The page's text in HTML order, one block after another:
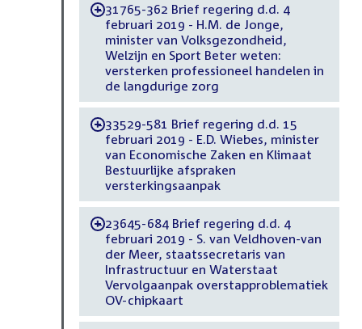
-31765-362 Brief regering d.d. 4
februari 2019 - H.M. de Jonge,
minister van Volksgezondheid,
Welzijn en Sport Beter weten:
versterken professioneel handelen in
de langdurige zorg
-33529-581 Brief regering d.d. 15
februari 2019 - E.D. Wiebes, minister
van Economische Zaken en Klimaat
Bestuurlijke afspraken
versterkingsaanpak
-23645-684 Brief regering d.d. 4
februari 2019 - S. van Veldhoven-van
der Meer, staatssecretaris van
Infrastructuur en Waterstaat
Vervolgaanpak overstapproblematiek
OV-chipkaart